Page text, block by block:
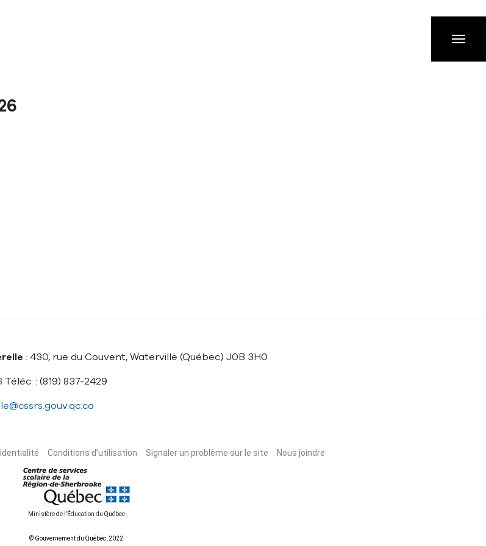
: 430, rue du Couvent, Waterville (Québec) J0B 3H0
Téléc. : (819) 837-2429
Conditions d’utilisation Signaler un problème sur le site Nous joindre
Ministère de l'Éducation du Québec
© Gouvernement du Québec, 2022